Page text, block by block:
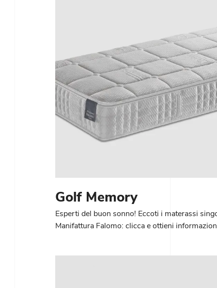
Golf Memory
Esperti del buon sonno! Eccoti i materassi
Manifattura Falomo: clicca e ottieni